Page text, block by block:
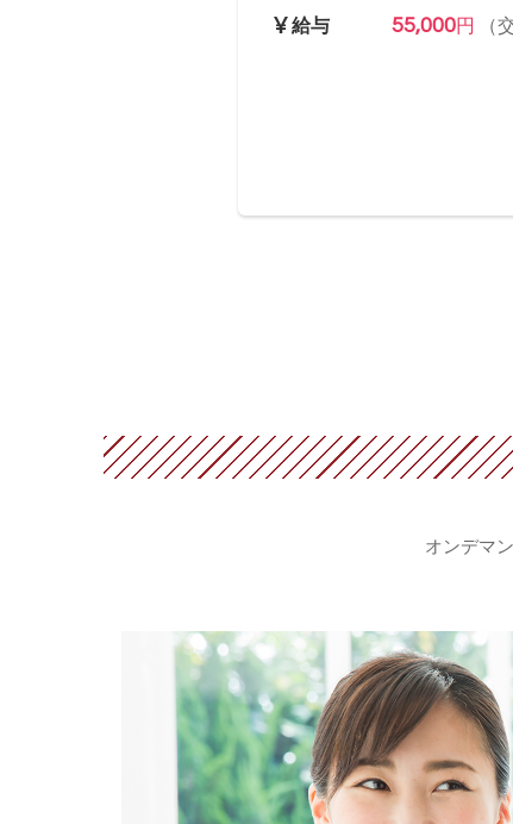
給与
55,000円 （
オンデマ